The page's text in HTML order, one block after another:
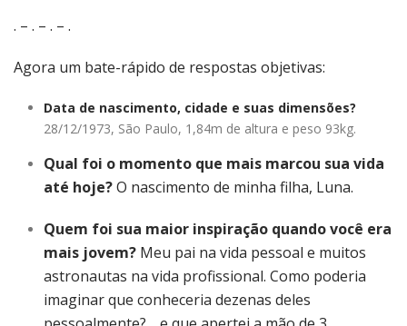
. – . – . – .
Agora um bate-rápido de respostas objetivas:
Data de nascimento, cidade e suas dimensões?
28/12/1973, São Paulo, 1,84m de altura e peso 93kg.
Qual foi o momento que mais marcou sua vida
até hoje?O nascimento de minha filha, Luna.
Quem foi sua maior inspiração quando você era
mais jovem? Meu pai na vida pessoal e muitos
astronautas na vida profissional. Como poderia
imaginar que conheceria dezenas deles